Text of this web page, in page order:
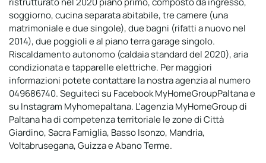
soggiorno, cucina separata abitabile, tre camere (una
matrimoniale e due singole), due bagni (rifatti a nuovo nel
2014), due poggioli e al piano terra garage singolo.
Riscaldamento autonomo (caldaia standard del 2020), aria
condizionata e tapparelle elettriche. Per maggiori
informazioni potete contattare la nostra agenzia al numero
049686740. Seguiteci su Facebook MyHomeGroupPaltana e
su Instagram Myhomepaltana. L'agenzia MyHomeGroup di
Paltana ha di competenza territoriale le zone di Città
Giardino, Sacra Famiglia, Basso Isonzo, Mandria,
Voltabrusegana, Guizza e Abano Terme.